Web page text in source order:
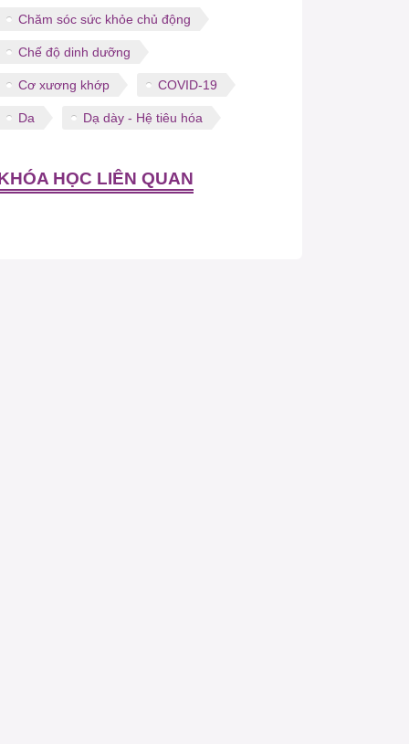
Chăm sóc sức khỏe chủ động
Chế độ dinh dưỡng
Cơ xương khớp COVID-19
Da Dạ dày - Hệ tiêu hóa
HỌC LIÊN QUAN